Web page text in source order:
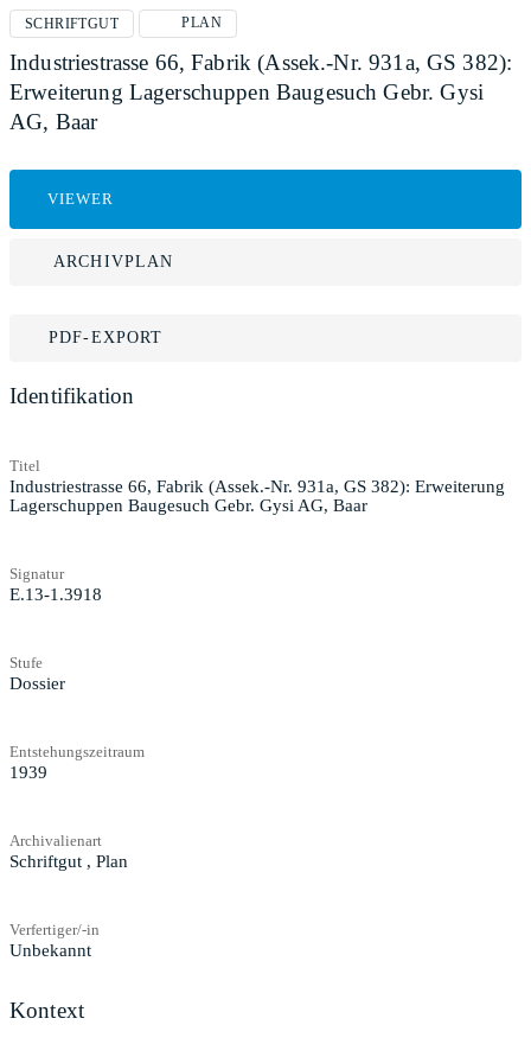
SCHRIFTGUT PLAN
Industriestrasse 66, Fabrik (Assek.-Nr. 931a, GS 382):
Erweiterung Lagerschuppen Baugesuch Gebr. Gysi
AG, Baar
VIEWER
ARCHIVPLAN
PDF-EXPORT
Identifikation
Titel
Industriestrasse 66, Fabrik (Assek.-Nr. 931a, GS 382): Erweiterung
Lagerschuppen Baugesuch Gebr. Gysi AG, Baar
Signatur
E.13-1.3918
Stufe
Dossier
Entstehungszeitraum
1939
Archivalienart
Schriftgut , Plan
Verfertiger/-in
Unbekannt
Kontext